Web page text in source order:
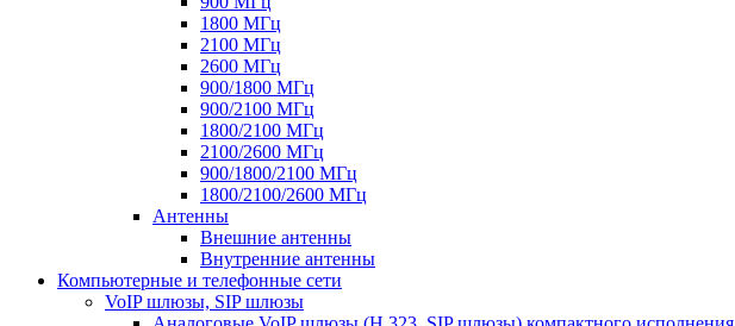
1800 МГц
2100 МГц
2600 МГц
900/1800 МГц
900/2100 МГц
1800/2100 МГц
2100/2600 МГц
900/1800/2100 МГц
1800/2100/2600 МГц
Антенны
Внешние антенны
Внутренние антенны
Компьютерные и телефонные сети
VoIP шлюзы, SIP шлюзы